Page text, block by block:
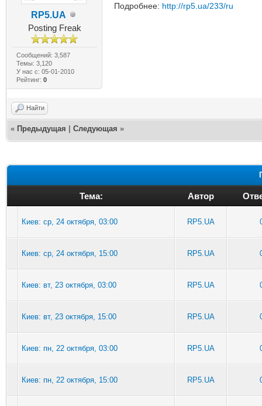
RP5.UA
Posting Freak
Сообщений: 3,587
Темы: 3,120
У нас с: 05-01-2010
Рейтинг: 0
Подробнее: http://rp5.ua/233/ru
Найти
« Предыдущая Следующая »
Тема: Автор
Киев: ср, 24 октября, 03:00 RP5.UA
Киев: ср, 24 октября, 15:00 RP5.UA
Киев: вт, 23 октября, 03:00 RP5.UA
Киев: вт, 23 октября, 15:00 RP5.UA
Киев: пн, 22 октября, 03:00 RP5.UA
Киев: пн, 22 октября, 15:00 RP5.UA